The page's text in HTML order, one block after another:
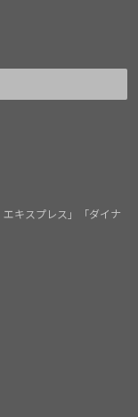
エキスプレス」「ダイナ